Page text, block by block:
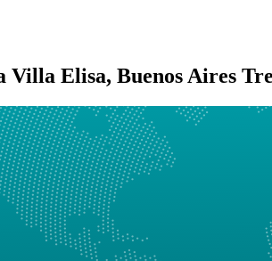
Villa Elisa, Buenos Aires